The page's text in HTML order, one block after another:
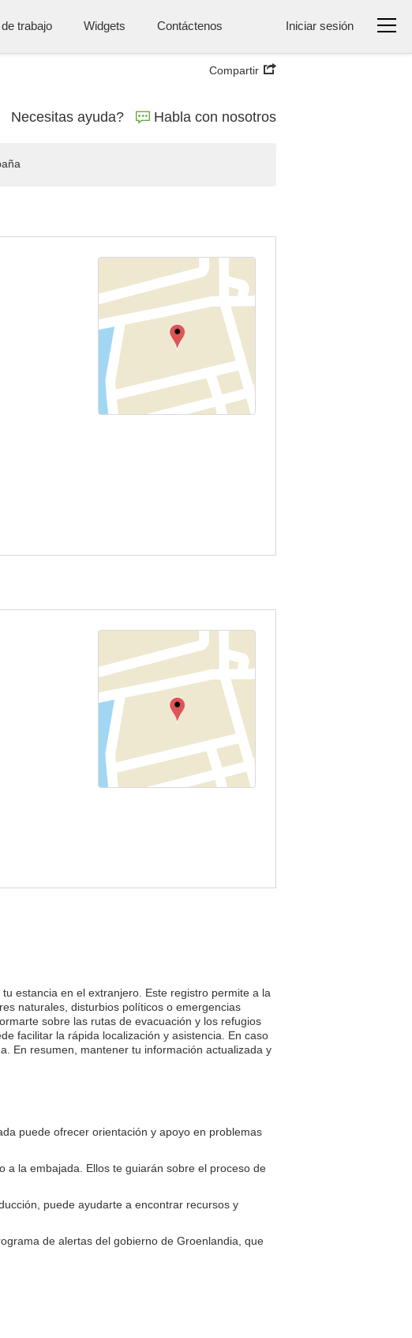
trabajo Widgets Contáctenos Iniciar sesión
Compartir
Necesitas ayuda? Habla con nosotros
estancia en el extranjero. Este registro permite a la
naturales, disturbios políticos o emergencias
sobre las rutas de evacuación y los refugios
facilitar la rápida localización y asistencia. En caso
En resumen, mantener tu información actualizada y
puede ofrecer orientación y apoyo en problemas
a la embajada. Ellos te guiarán sobre el proceso de
puede ayudarte a encontrar recursos y
de alertas del gobierno de Groenlandia, que